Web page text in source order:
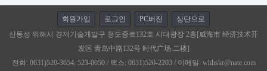
회원가입 로그인 PC버전
상단으로
산동성 위해시 경제기술개발구 청도중로132호 시대광장 2층[威海市 经济技术开
发区 青岛中路132号 时代广场 二楼]
전화: 0631)520-3654, 523-0050 / 팩스: 0631)520-2203 / 이메일: whhskr@nate.com